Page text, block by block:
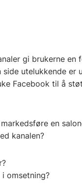
gi brukerne en
utelukkende er
Facebook til å
en
kanalen?
omsetning?